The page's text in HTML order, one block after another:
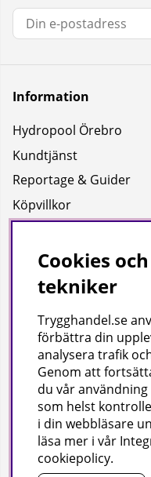
Information
Hydropool Örebro
Kundtjänst
Reportage & Guider
Köpvillkor
Uppgifter för leverans
Om oss
Företagsinformation /
Gilla oss på
Ta del av inspiration,
Cookies
tekniker
Trygghandel.se
förbättra din
analysera trafik
Genom att
du vår användning
som helst
i din webbläsare
läsa mer i vår
cookiepolicy.